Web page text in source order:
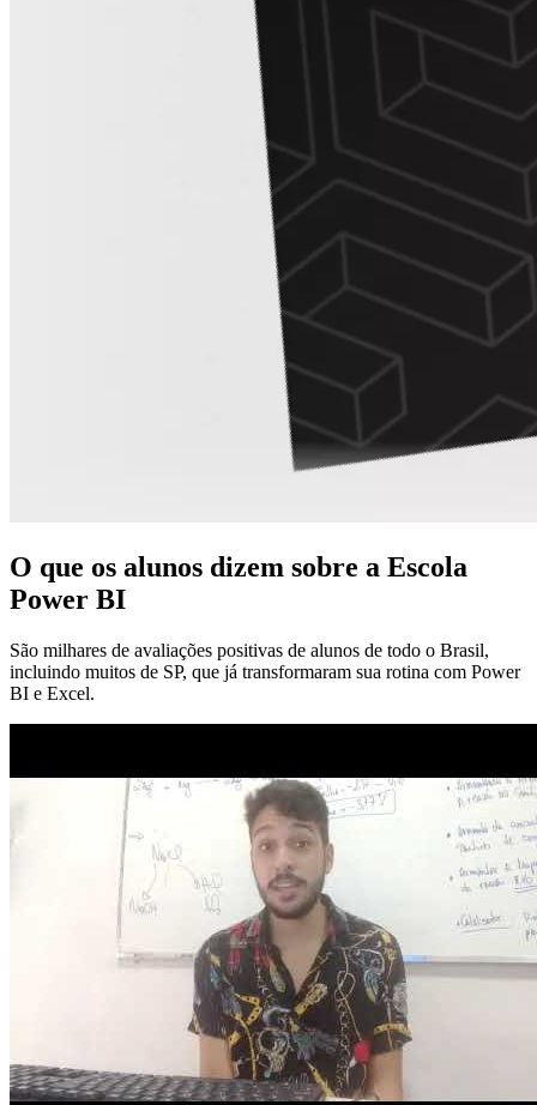
O que os alunos dizem sobre a Escola
Power BI
São milhares de avaliações positivas de alunos de todo o Brasil,
incluindo muitos de SP, que já transformaram sua rotina com Power
BI e Excel.